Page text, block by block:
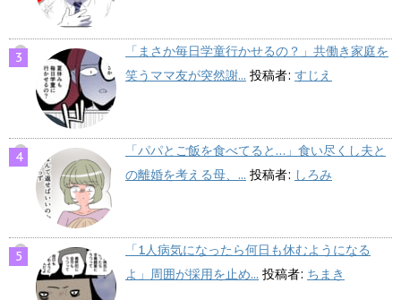
「まさか毎日学童行かせるの？」共働き家庭を
笑うママ友が突然謝... 投稿者: すじえ
「パパとご飯を食べてると…」食い尽くし夫と
の離婚を考える母、... 投稿者: しろみ
「1人病気になったら何日も休むようになる
よ」周囲が採用を止め... 投稿者: ちまき